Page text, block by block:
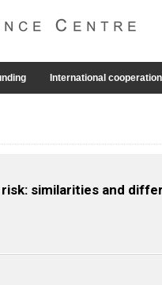
International cooperation
similarities and